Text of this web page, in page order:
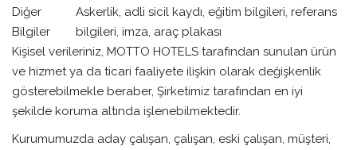
Diğer
Bilgiler
Askerlik, adli sicil kaydı, eğitim bilgileri, referans
bilgileri, imza, araç plakası
Kişisel verileriniz, MOTTO HOTELS tarafından sunulan ürün
ve hizmet ya da ticari faaliyete ilişkin olarak değişkenlik
gösterebilmekle beraber, Şirketimiz tarafından en iyi
şekilde koruma altında işlenebilmektedir.
Kurumumuzda aday çalışan, çalışan, eski çalışan, müşteri,